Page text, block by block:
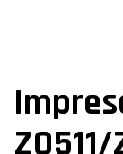
ZQ511/